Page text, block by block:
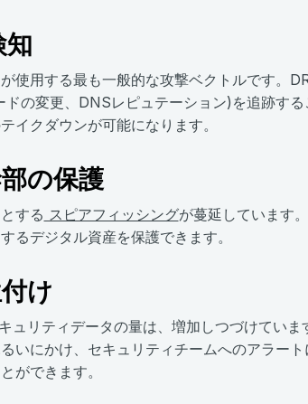
使用する最も一般的な攻撃ベクトルです。
の変更、DNSレピュテーション)を追跡す
イクダウンが可能になります。
の保護
する スピアフィッシングが蔓延しています
るデジタル資産を保護できます。
け
ュリティデータの量は、増加しつづけてい
いにかけ、セキュリティチームへのアラー
ができます。